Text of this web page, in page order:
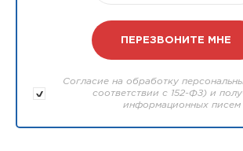
Согласие на обработку
соответствии с 152-ФЗ) и
информационных писем